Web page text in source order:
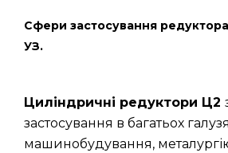
Сфери застосування
УЗ.
Циліндричні редуктори Ц2
застосування в багатьох
машинобудування,